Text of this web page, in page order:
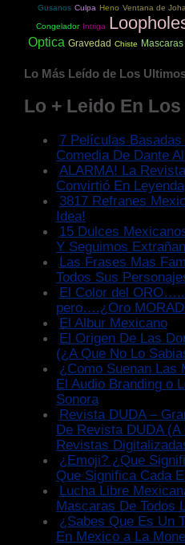
Gusanos Culpa Heno Ventana de
Congelador Intriga
Optica Gravedad Chiste Mascaras
Lo Más Leído de Los
Lo + Leido En
7 Películas
Comedia De Dante
ALARMA! La
Convirtió En Leyenda
3817 Refranes
Idea!
15 Dulces
Y Seguimos
Las Frases Mas
Todos Sus
El Color del
pero….¿Oro
El Albur Mexicano
El Origen De Las
(¿A Que No Lo
¿Como Suenan Las
El Audio Branding o
Sonora
Revista DUDA –
De Revista DUDA
Revistas
¿Emoji? ¿Que
Que Significa Cada
Lucha Libre
Mascaras De Todos
¿Sabes Que Es Un
En Mexico a La